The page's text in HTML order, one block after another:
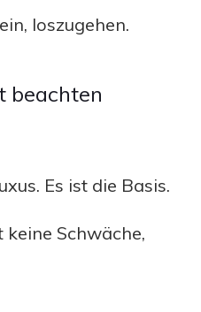
loszugehen.
beachten
Es ist die Basis.
Schwäche,